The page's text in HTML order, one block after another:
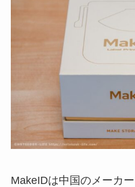
MakeIDは中国のメーカ